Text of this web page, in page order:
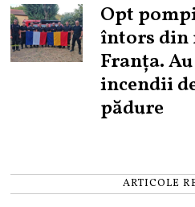
Opt
întors din
Franța.
incendii
pădure
ARTICOLE